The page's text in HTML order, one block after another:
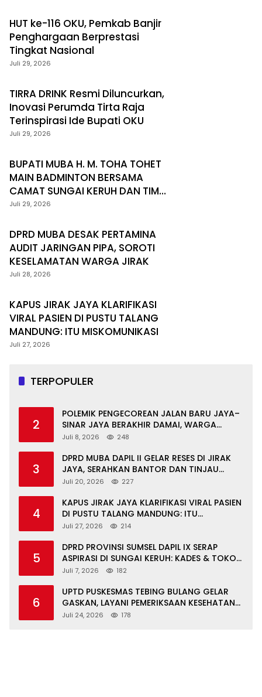
HUT ke-116 OKU, Pemkab Banjir
Penghargaan Berprestasi
Tingkat Nasional
Juli 29, 2026
TIRRA DRINK Resmi Diluncurkan,
Inovasi Perumda Tirta Raja
Terinspirasi Ide Bupati OKU
Juli 29, 2026
BUPATI MUBA H. M. TOHA TOHET
MAIN BADMINTON BERSAMA
CAMAT SUNGAI KERUH DAN TIM
DESA TEBING BULANG
Juli 29, 2026
DPRD MUBA DESAK PERTAMINA
AUDIT JARINGAN PIPA, SOROTI
KESELAMATAN WARGA JIRAK
Juli 28, 2026
KAPUS JIRAK JAYA KLARIFIKASI
VIRAL PASIEN DI PUSTU TALANG
MANDUNG: ITU MISKOMUNIKASI
Juli 27, 2026
TERPOPULER
2
POLEMIK PENGECOREAN JALAN BARU JAYA–
SINAR JAYA BERAKHIR DAMAI, WARGA
APRESIASI PERAN FORKOPIMCAM DAN DPRD
Juli 8, 2026 248
3
DPRD MUBA DAPIL II GELAR RESES DI JIRAK
JAYA, SERAHKAN BANTOR DAN TINJAU
JALAN RUSAK SERTA TPS 3R
Juli 20, 2026 227
4
KAPUS JIRAK JAYA KLARIFIKASI VIRAL PASIEN
DI PUSTU TALANG MANDUNG: ITU
MISKOMUNIKASI
Juli 27, 2026 214
5
DPRD PROVINSI SUMSEL DAPIL IX SERAP
ASPIRASI DI SUNGAI KERUH: KADES & TOKOH
DESAK INFRASTRUKTUR, PENDIDIKAN,
Juli 7, 2026 182
6
UPTD PUSKESMAS TEBING BULANG GELAR
GASKAN, LAYANI PEMERIKSAAN KESEHATAN
GRATIS UNTUK ASN DI SUNGAI KERUH
Juli 24, 2026 178